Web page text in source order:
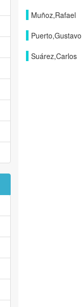
Muñoz,Rafael
Puerto,Gustavo
Suárez,Carlos